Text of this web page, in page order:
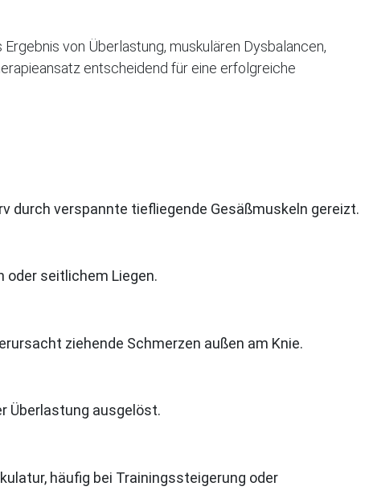
von Überlastung, muskulären Dysbalancen,
entscheidend für eine erfolgreiche
durch verspannte tiefliegende Gesäßmuskeln gereizt.
oder seitlichem Liegen.
ziehende Schmerzen außen am Knie.
Überlastung ausgelöst.
häufig bei Trainingssteigerung oder